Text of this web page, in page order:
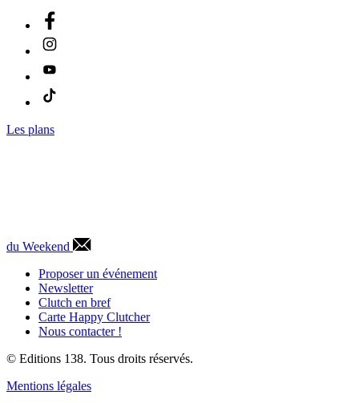
Les plans
du Weekend
Proposer un événement
Newsletter
Clutch en bref
Carte Happy Clutcher
Nous contacter !
© Editions 138. Tous droits réservés.
Mentions légales